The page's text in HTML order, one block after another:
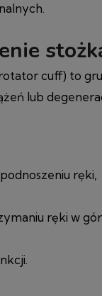
cuff) to
lub
ręki,
ręki w